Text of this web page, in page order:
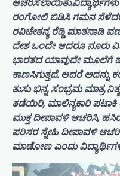
ರಂಗೋಲಿ ಬಿಡಿಸಿ ಗಮನ
ರವಿಚೇತನ್ಯ ರೆಡ್ಡಿ ಮಾತನಾಡಿ
ದೇಶ ಒಂದೇ ಆದರೂ ನೂರು
ಭಾರತದ ಯಾವುದೇ ಮೂಲೆಗೆ
ಕಾಣಸಿಗುತ್ತದೆ. ಆದರೆ
ತುಸು ಭಿನ್ನ. ಸಂಭ್ರಮ ಮಾತ್ರ
ತಡೆಯಿರಿ, ಮಾಲಿನ್ಯಕಾರಿ ಪಟಾಕಿ
ಮುಕ್ತ ದೀಪಾವಳಿ ಆಚರಿಸಿ,
ಪರಿಸರ ಸ್ನೇಹಿ ದೀಪಾವಳಿ
ಮಾಡೋಣ ಎಂದು